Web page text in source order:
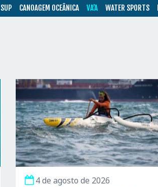
SUP CANOAGEM OCEÂNICA VA’A WATER SPORTS
4 de agosto de 2026